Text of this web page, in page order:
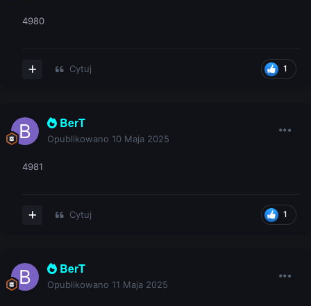
4980
1
Cytuj
BerT
Opublikowano 10 Maja 2025
4981
1
Cytuj
BerT
Opublikowano 11 Maja 2025